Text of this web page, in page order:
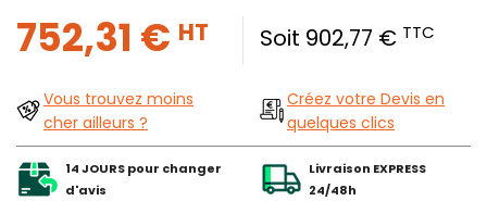
752,31 € HT Soit 902,77 € TTC
Vous trouvez moins
cher ailleurs ?
Créez votre Devis en
quelques clics
14 JOURS pour changer
d'avis
Livraison EXPRESS
24/48h